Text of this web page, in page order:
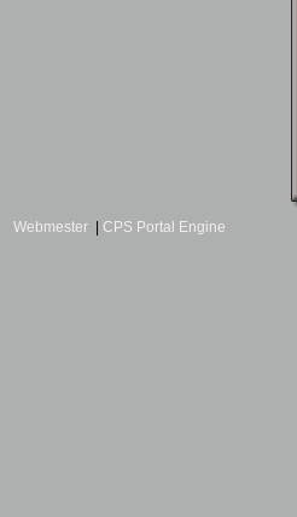
Webmester CPS Portal Engine